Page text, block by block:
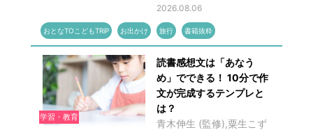
2026.08.06
おとなTOこどもTRiP お出かけ 旅行 書籍抜粋
学習・教育
読書感想文は「あなう
め」でできる！ 10分で作
文が完成するテンプレと
は？
青木伸生 (監修),粟生こず